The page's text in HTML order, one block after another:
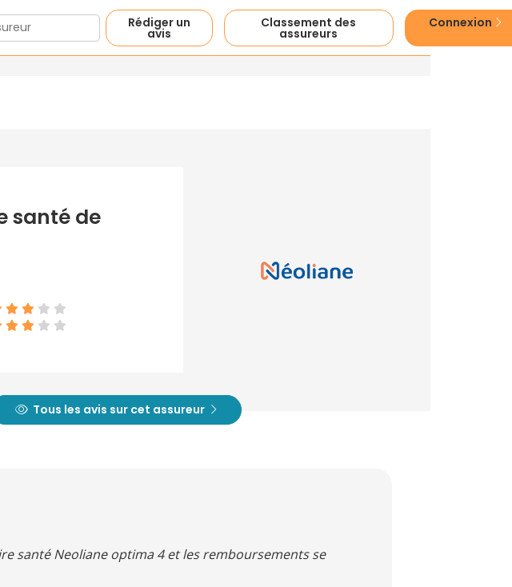
Rédiger un
avis
Classement des
assureurs
Connexion
santé de
Tous les avis sur cet assureur
santé Neoliane optima 4 et les remboursements se